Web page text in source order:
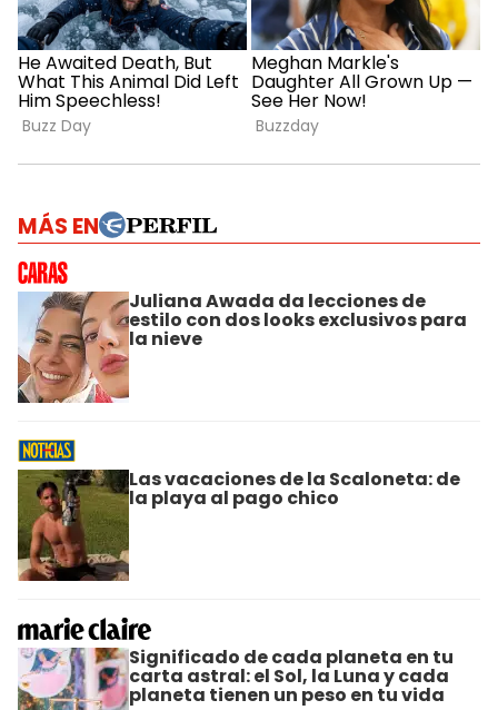
MÁS EN
Juliana Awada da lecciones de
estilo con dos looks exclusivos para
la nieve
Las vacaciones de la Scaloneta: de
la playa al pago chico
Significado de cada planeta en tu
carta astral: el Sol, la Luna y cada
planeta tienen un peso en tu vida